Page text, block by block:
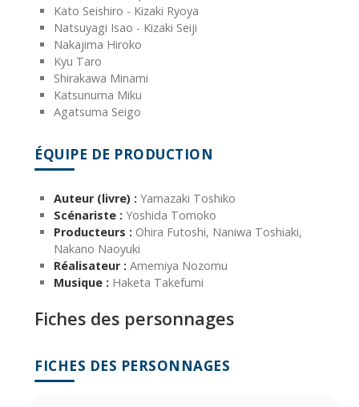
Kato Seishiro - Kizaki Ryoya
Natsuyagi Isao - Kizaki Seiji
Nakajima Hiroko
Kyu Taro
Shirakawa Minami
Katsunuma Miku
Agatsuma Seigo
ÉQUIPE DE PRODUCTION
Auteur (livre) : Yamazaki Toshiko
Scénariste : Yoshida Tomoko
Producteurs : Ohira Futoshi, Naniwa Toshiaki,
Nakano Naoyuki
Réalisateur : Amemiya Nozomu
Musique : Haketa Takefumi
Fiches des personnages
FICHES DES PERSONNAGES